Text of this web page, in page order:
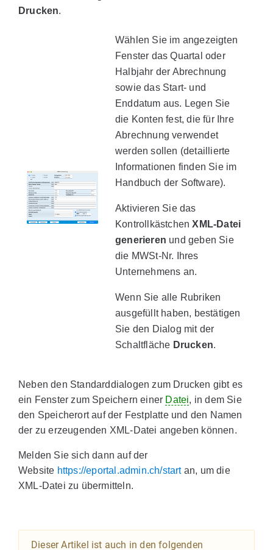
Drucken.
Wählen Sie im angezeigten
Fenster das Quartal oder
Halbjahr der Abrechnung
sowie das Start- und
Enddatum aus. Legen Sie
die Konten fest, die für Ihre
Abrechnung verwendet
werden sollen (detaillierte
Informationen finden Sie im
Handbuch der Software).
Aktivieren Sie das
KontrollkästchenXML-Datei
generieren und geben Sie
die MWSt-Nr. Ihres
Unternehmens an.
Wenn Sie alle Rubriken
ausgefüllt haben, bestätigen
Sie den Dialog mit der
Schaltfläche Drucken.
Neben den Standarddialogen zum Drucken gibt es
ein Fenster zum Speichern einer Datei, in dem Sie
den Speicherort auf der Festplatte und den Namen
der zu erzeugenden XML-Datei angeben können.
Melden Sie sich dann auf der
Website https://eportal.admin.ch/start an, um die
XML-Datei zu übermitteln.
Dieser Artikel ist auch in den folgenden